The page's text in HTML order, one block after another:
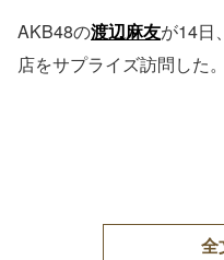
AKB48の渡辺麻友が14日
店をサプライズ訪問した。
全